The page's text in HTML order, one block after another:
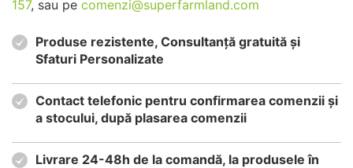
157, sau pe comenzi@superfarmland.com
Produse rezistente, Consultanță gratuită și
Sfaturi Personalizate
Contact telefonic pentru confirmarea comenzii și
a stocului, după plasarea comenzii
Livrare 24-48h de la comandă, la produsele în